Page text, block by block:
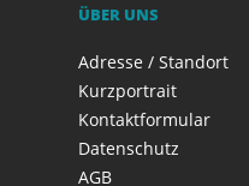
ÜBER UNS
Adresse / Standort
Kurzportrait
Kontaktformular
Datenschutz
AGB